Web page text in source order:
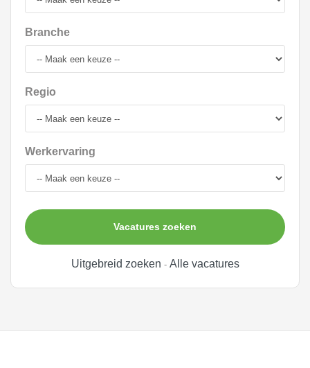
Branche
Regio
Werkervaring
Vacatures zoeken
Uitgebreid zoeken - Alle vacatures